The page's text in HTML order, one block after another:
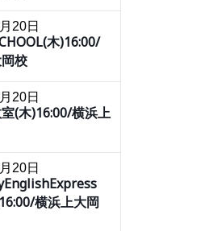
20日
木)16:00/
校
20日
(木)16:00/横浜上
20日
横浜上大岡